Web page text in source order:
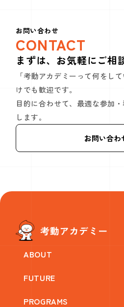
お問い合わせ
CONTACT
まずは、お気軽にご相
「考動アカデミーって何をし
けでも歓迎です。
目的に合わせて、最適な参加
します。
お問い合わ
ABOUT
FUTURE
PROGRAMS